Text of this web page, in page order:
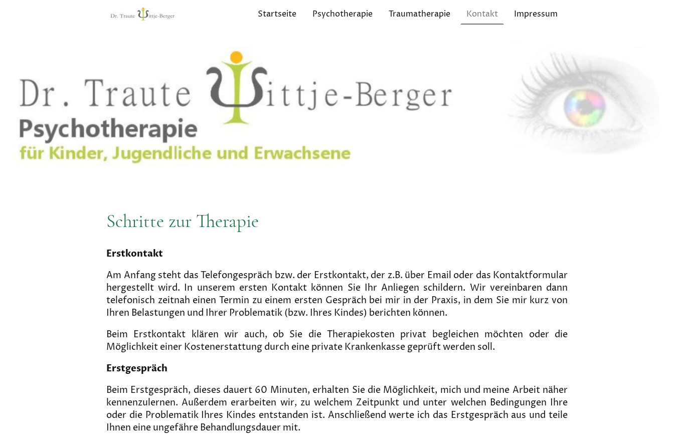
Startseite Psychotherapie Traumatherapie Kontakt Impressum
Schritte zur Therapie
Erstkontakt
Am Anfang steht das Telefongespräch bzw. der Erstkontakt, der z.B. über Email oder das Kontaktformular
hergestellt wird. In unserem ersten Kontakt können Sie Ihr Anliegen schildern. Wir vereinbaren dann
telefonisch zeitnah einen Termin zu einem ersten Gespräch bei mir in der Praxis, in dem Sie mir kurz von
Ihren Belastungen und Ihrer Problematik (bzw. Ihres Kindes) berichten können.
Beim Erstkontakt klären wir auch, ob Sie die Therapiekosten privat begleichen möchten oder die
Möglichkeit einer Kostenerstattung durch eine private Krankenkasse geprüft werden soll.
Erstgespräch
Beim Erstgespräch, dieses dauert 60 Minuten, erhalten Sie die Möglichkeit, mich und meine Arbeit näher
kennenzulernen. Außerdem erarbeiten wir, zu welchem Zeitpunkt und unter welchen Bedingungen Ihre
oder die Problematik Ihres Kindes entstanden ist. Anschließend werte ich das Erstgespräch aus und teile
Ihnen eine ungefähre Behandlungsdauer mit.